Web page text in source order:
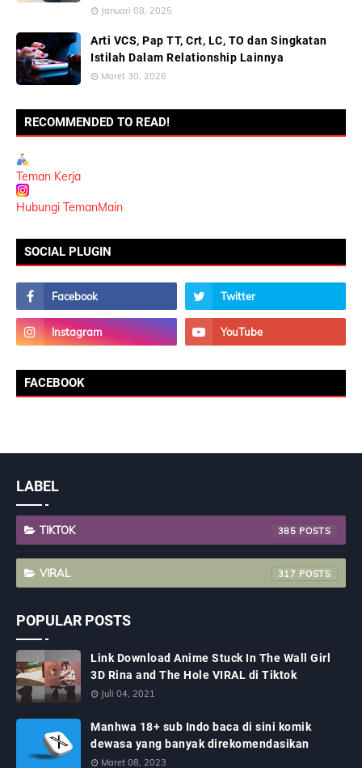
Januari 08, 2025
Arti VCS, Pap TT, Crt, LC, TO dan Singkatan
Istilah Dalam Relationship Lainnya
Maret 30, 2026
RECOMMENDED TO READ!
Teman Kerja
Hubungi TemanMain
SOCIAL PLUGIN
FACEBOOK
LABEL
TIKTOK 385
VIRAL 317
POPULAR POSTS
Link Download Anime Stuck In The Wall Girl
3D Rina and The Hole VIRAL di Tiktok
Juli 04, 2021
Manhwa 18+ sub Indo baca di sini komik
dewasa yang banyak direkomendasikan
Maret 08, 2023